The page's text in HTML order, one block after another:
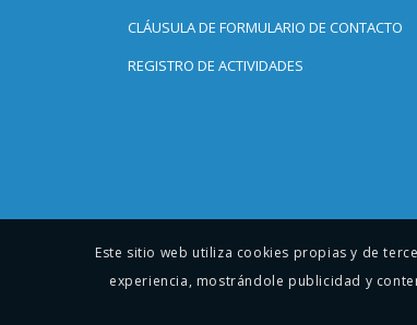
CLÁUSULA DE FORMULARIO DE CONTACTO
REGISTRO DE ACTIVIDADES
Este sitio web utiliza cookies propias y de
experiencia, mostrándole publicidad y